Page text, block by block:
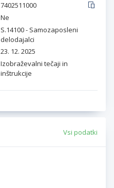
7402511000
Ne
S.14100 - Samozaposleni
delodajalci
23. 12. 2025
Izobraževalni tečaji in
inštrukcije
Vsi podatki